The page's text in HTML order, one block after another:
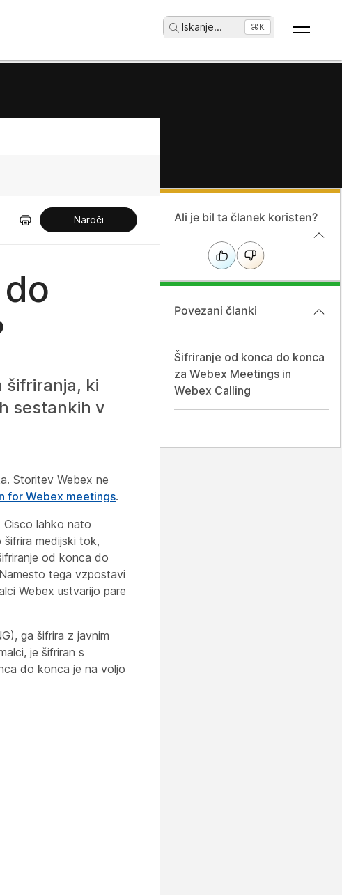
Iskanje... ⌘K
Naroči
šifriranja, ki
sestankih v
Storitev Webex ne
for Webex meetings.
lahko nato
medijski tok,
od konca do
tega vzpostavi
Webex ustvarijo pare
ga šifrira z javnim
je šifriran s
do konca je na voljo
Ali je bil ta članek koristen?
Povezani članki
Šifriranje od konca do konca
za Webex Meetings in
Webex Calling